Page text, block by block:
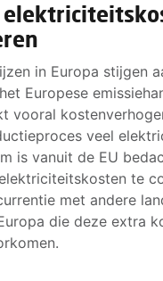
in Europa stijgen
Europese
vooral
veel
is vanuit de EU
te
met andere
die deze extra